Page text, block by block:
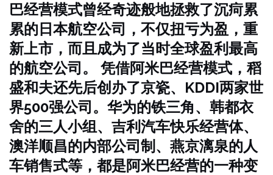
巴经营模式曾经奇迹般地拯救了沉疴累
累的日本航空公司，不仅扭亏为盈，重
新上市，而且成为了当时全球盈利最高
的航空公司。 凭借阿米巴经营模式，稻
盛和夫还先后创办了京瓷、KDDI两家世
界500强公司。 华为的铁三角、韩都衣
舍的三人小组、吉利汽车快乐经营体、
澳洋顺昌的内部公司制、燕京漓泉的人
车销售式等，都是阿米巴经营的一种变